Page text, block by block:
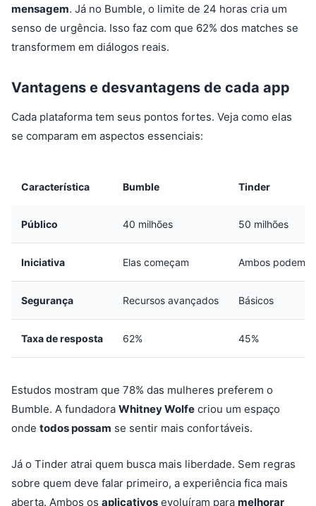
mensagem. Já no Bumble, o limite de 24 horas cria um
senso de urgência. Isso faz com que 62% dos matches se
transformem em diálogos reais.
Vantagens e desvantagens de cada app
Cada plataforma tem seus pontos fortes. Veja como elas
se comparam em aspectos essenciais:
Característica Bumble Tinder
Público 40 milhões 50 milhões
Iniciativa Elas começam Ambos podem
Segurança Recursos avançados Básicos
Taxa de resposta 62% 45%
Estudos mostram que 78% das mulheres preferem o
Bumble. A fundadora Whitney Wolfe criou um espaço
onde todos possam se sentir mais confortáveis.
Já o Tinder atrai quem busca mais liberdade. Sem regras
sobre quem deve falar primeiro, a experiência fica mais
aberta. Ambos os aplicativos evoluíram para melhorar